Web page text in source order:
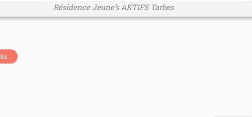
Résidence Jeune’s AKTIFS Tarbes